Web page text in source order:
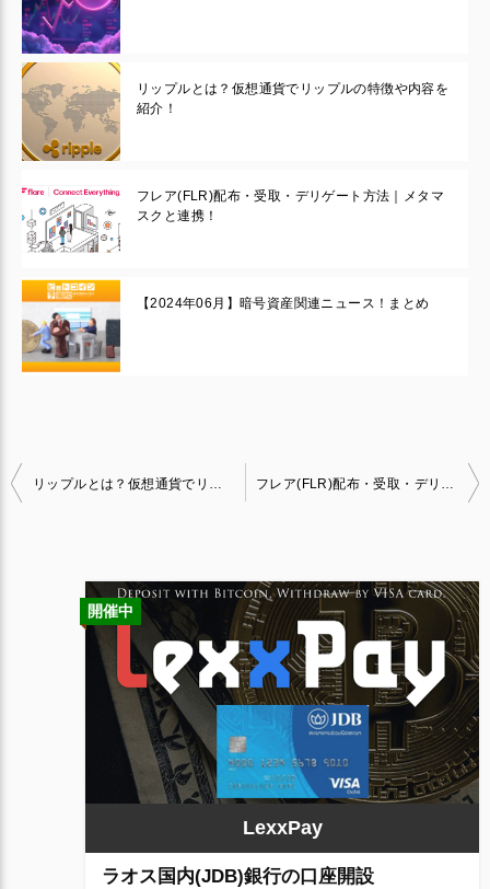
リップルとは？仮想通貨でリップルの特徴や内容を
紹介！
フレア(FLR)配布・受取・デリゲート方法｜メタマ
スクと連携！
【2024年06月】暗号資産関連ニュース！まとめ
投
開催中
LexxPay
ラオス国内(JDB)銀行の口座開設